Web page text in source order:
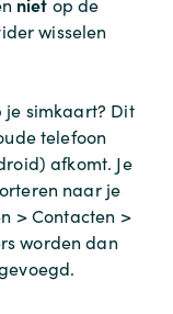
wisselen
je simkaart? Dit
telefoon
afkomt. Je
naar je
> Contacten >
worden dan